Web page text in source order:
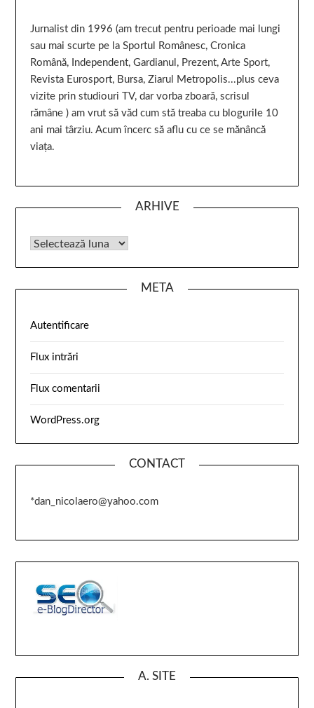
Jurnalist din 1996 (am trecut pentru perioade mai lungi
sau mai scurte pe la Sportul Românesc, Cronica
Română, Independent, Gardianul, Prezent, Arte Sport,
Revista Eurosport, Bursa, Ziarul Metropolis...plus ceva
vizite prin studiouri TV, dar vorba zboară, scrisul
rămâne ) am vrut să văd cum stă treaba cu blogurile 10
ani mai târziu. Acum încerc să aflu cu ce se mănâncă
viața.
ARHIVE
META
Autentificare
Flux intrări
Flux comentarii
WordPress.org
CONTACT
*dan_nicolaero@yahoo.com
A. SITE